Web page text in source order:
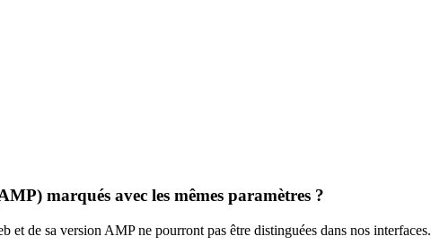
marqués avec les mêmes paramètres ?
et de sa version AMP ne pourront pas être distinguées dans nos interfaces.